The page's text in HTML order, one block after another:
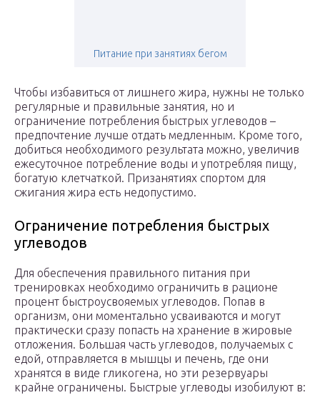
Питание при занятиях бегом
Чтобы избавиться от лишнего жира, нужны не только
регулярные и правильные занятия, но и
ограничение потребления быстрых углеводов –
предпочтение лучше отдать медленным. Кроме того,
добиться необходимого результата можно, увеличив
ежесуточное потребление воды и употребляя пищу,
богатую клетчаткой. При­занятиях спортом для
сжигания жира есть недопустимо.
Ограничение потребления быстрых
углеводов
Для обеспечения правильного питания при
тренировках необходимо ограничить в рационе
процент быстроусвояемых углеводов. Попав в
организм, они моментально усваиваются и могут
практически сразу попасть на хранение в жировые
отложения. Большая часть углеводов, получаемых с
едой, отправляется в мышцы и печень, где они
хранятся в виде гликогена, но эти резервуары
крайне ограничены. Быстрые углеводы изобилуют в: